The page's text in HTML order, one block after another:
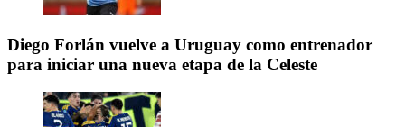
Diego Forlán vuelve a Uruguay como entrenador
para iniciar una nueva etapa de la Celeste